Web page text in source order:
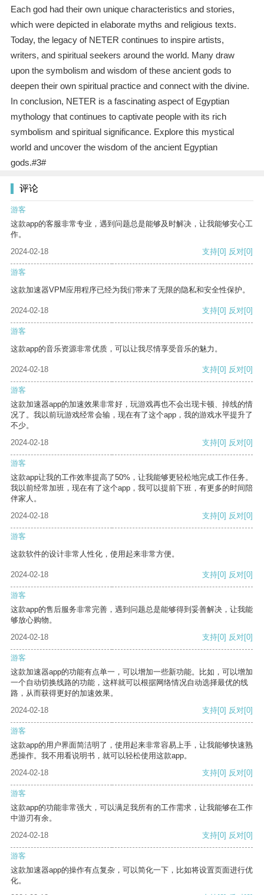
Each god had their own unique characteristics and stories,
which were depicted in elaborate myths and religious texts.
Today, the legacy of NETER continues to inspire artists,
writers, and spiritual seekers around the world. Many draw
upon the symbolism and wisdom of these ancient gods to
deepen their own spiritual practice and connect with the divine.
In conclusion, NETER is a fascinating aspect of Egyptian
mythology that continues to captivate people with its rich
symbolism and spiritual significance. Explore this mystical
world and uncover the wisdom of the ancient Egyptian
gods.#3#
评论
游客
这款app的客服非常专业，遇到问题总是能够及时解决，让我能够安心工
作。
2024-02-18
支持[0] 反对[0]
游客
这款加速器VPM应用程序已经为我们带来了无限的隐私和安全性保护。
2024-02-18 支持[0] 反对[0]
游客
这款app的音乐资源非常优质，可以让我尽情享受音乐的魅力。
2024-02-18 支持[0] 反对[0]
游客
这款加速器app的加速效果非常好，玩游戏再也不会出现卡顿、掉线的情
况了。我以前玩游戏经常会输，现在有了这个app，我的游戏水平提升了
不少。
2024-02-18
支持[0] 反对[0]
游客
这款app让我的工作效率提高了50%，让我能够更轻松地完成工作任务。
我以前经常加班，现在有了这个app，我可以提前下班，有更多的时间陪
伴家人。
2024-02-18
支持[0] 反对[0]
游客
这款软件的设计非常人性化，使用起来非常方便。
2024-02-18 支持[0] 反对[0]
游客
这款app的售后服务非常完善，遇到问题总是能够得到妥善解决，让我能
够放心购物。
2024-02-18
支持[0] 反对[0]
游客
这款加速器app的功能有点单一，可以增加一些新功能。比如，可以增加
一个自动切换线路的功能，这样就可以根据网络情况自动选择最优的线
路，从而获得更好的加速效果。
2024-02-18
支持[0] 反对[0]
游客
这款app的用户界面简洁明了，使用起来非常容易上手，让我能够快速熟
悉操作。我不用看说明书，就可以轻松使用这款app。
2024-02-18
支持[0] 反对[0]
游客
这款app的功能非常强大，可以满足我所有的工作需求，让我能够在工作
中游刃有余。
2024-02-18
支持[0] 反对[0]
游客
这款加速器app的操作有点复杂，可以简化一下，比如将设置页面进行优
化。